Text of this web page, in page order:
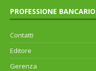
PROFESSIONE BANCARIO
Contatti
Editore
Gerenza